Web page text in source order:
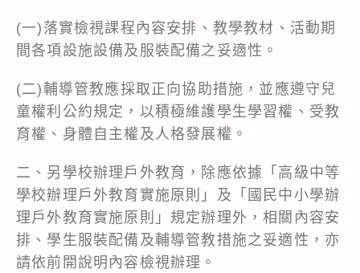
(一)落實檢視課程內容安排、教學教材、活動期
間各項設施設備及服裝配備之妥適性。
(二)輔導管教應採取正向協助措施，並應遵守兒
童權利公約規定，以積極維護學生學習權、受教
育權、身體自主權及人格發展權。
二、另學校辦理戶外教育，除應依據「高級中等
學校辦理戶外教育實施原則」及「國民中小學辦
理戶外教育實施原則」規定辦理外，相關內容安
排、學生服裝配備及輔導管教措施之妥適性，亦
請依前開說明內容檢視辦理。